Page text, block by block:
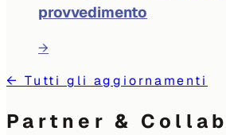
provvedimento
→
← Tutti gli aggiornamenti
Partner &